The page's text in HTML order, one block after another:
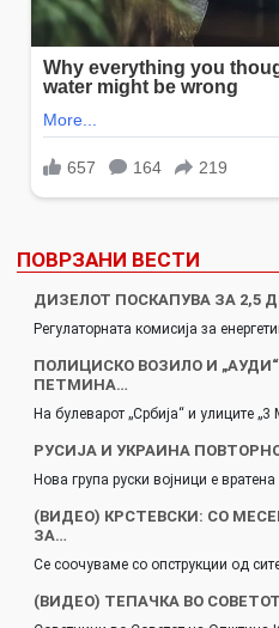
ПОВРЗАНИ ВЕСТИ
ДИЗЕЛОТ ПОСКАПУВА ЗА 2,5
Регулаторната комисија за
ПОЛИЦИСКО ВОЗИЛО И
ПЕТМИНА…
На булеварот „Србија“ и улиците
РУСИЈА И УКРАИНА
Нова група руски војници е
(ВИДЕО) КРСТЕВСКИ: СО
ЗА…
Се соочуваме со опструкции од
(ВИДЕО) ТЕПАЧКА ВО